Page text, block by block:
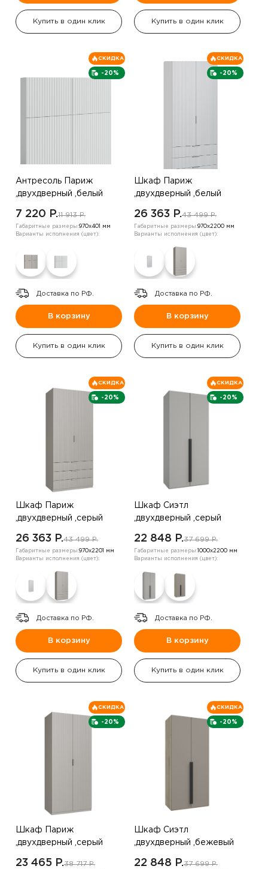
Купить в один клик Купить в один клик
-20%
СКИДКА
Антресоль Париж
,двухдверный ,белый
7 220 P.11 913 P.
Габаритные размеры:970х401 мм
Варианты исполнения (цвет):
Доставка по РФ.
В корзину
Купить в один клик
-20%
СКИДКА
Шкаф Париж
,двухдверный ,белый
26 363 P.43 499 P.
Габаритные размеры:970х2200 мм
Варианты исполнения (цвет):
Доставка по РФ.
В корзину
Купить в один клик
-20%
СКИДКА
Шкаф Париж
,двухдверный ,серый
26 363 P.43 499 P.
Габаритные размеры:970х2201 мм
Варианты исполнения (цвет):
Доставка по РФ.
В корзину
Купить в один клик
-20%
СКИДКА
Шкаф Сиэтл
,двухдверный ,серый
22 848 P.37 699 P.
Габаритные размеры: 1000х2200 мм
Варианты исполнения (цвет):
Доставка по РФ.
В корзину
Купить в один клик
-20%
СКИДКА
Шкаф Париж
,двухдверный ,серый
23 465 P.38 717 P.
-20%
СКИДКА
Шкаф Сиэтл
,двухдверный ,бежевый
22 848 P.37 699 P.